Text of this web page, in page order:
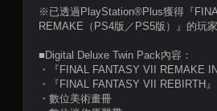
※已透過PlayStation®Plus獲得『
REMAKE（PS4版／PS5版）』的玩家
■Digital Deluxe Twin Pack內容：
・『FINAL FANTASY VII REMAKE
・『FINAL FANTASY VII REBIRTH』
・數位美術畫冊